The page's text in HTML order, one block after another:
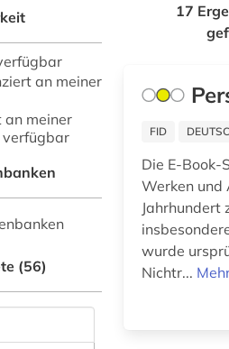
an meiner
an meiner
(56)
17
FID
Die E-Book-
Werken und
Jahrhundert
wurde
Nichtr...